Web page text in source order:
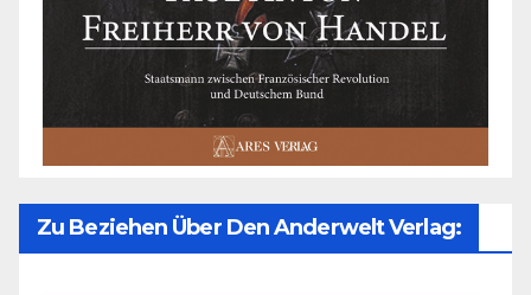
Zu Beziehen Über Den Anderwelt Verlag: